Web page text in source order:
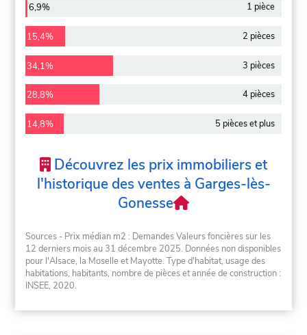
6,9% 1 pièce
15,4% 2 pièces
34,1% 3 pièces
28,8% 4 pièces
14,8% 5 pièces et plus
Découvrez les prix immobiliers et
l'historique des ventes à Garges-lès-
Gonesse
Sources - Prix médian m2 : Demandes Valeurs foncières sur les
12 derniers mois au 31 décembre 2025. Données non disponibles
pour l'Alsace, la Moselle et Mayotte. Type d'habitat, usage des
habitations, habitants, nombre de pièces et année de construction :
INSEE, 2020.